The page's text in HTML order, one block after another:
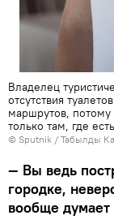
Владелец
отсутствия
маршрутов, потому
только там, где
© Sputnik / Табылды
— Вы ведь
городке,
вообще думает